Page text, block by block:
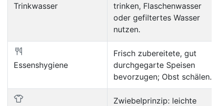
Trinkwasser
trinken, Flaschenwasser
oder gefiltertes Wasser
nutzen.
Essenshygiene
Frisch zubereitete, gut
durchgegarte Speisen
bevorzugen; Obst schälen.
Zwiebelprinzip: leichte